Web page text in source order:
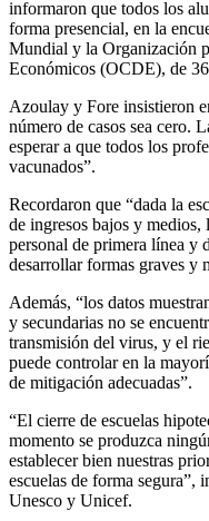
informaron que todos los
forma presencial, en la
Mundial y la Organización
Económicos (OCDE), de
Azoulay y Fore insistieron
número de casos sea cero.
esperar a que todos los
vacunados”.
Recordaron que “dada la
de ingresos bajos y
personal de primera línea y
desarrollar formas graves y
Además, “los datos
y secundarias no se
transmisión del virus, y el
puede controlar en la
de mitigación adecuadas”.
“El cierre de escuelas
momento se produzca
establecer bien nuestras
escuelas de forma segura”,
Unesco y Unicef.